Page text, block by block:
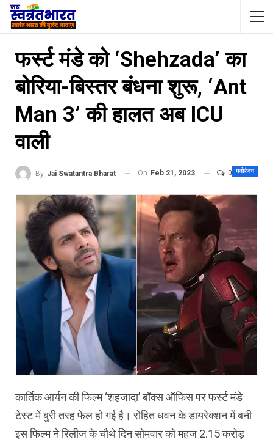
फर्स्‍ट मंडे को ‘Shehzada’ का
बोरिया-बिस्‍तर बंधना शुरू, ‘Ant
Man 3’ की हालत अब ICU
वाली
मनोरंजन
By Jai Swatantra Bharat On Feb 21, 2023 0
कार्तिक आर्यन की फिल्‍म ‘शहजादा’ बॉक्‍स ऑफिस पर फर्स्‍ट मंडे
टेस्‍ट में बुरी तरह फेल हो गई है। रोहित धवन के डायरेक्‍शन में बनी
इस फिल्‍म ने रिलीज के चौथे दिन सोमवार को महज 2.15 करोड़